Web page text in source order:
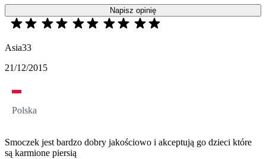
Napisz opinię
Asia33
21/12/2015
Polska
Smoczek jest bardzo dobry jakościowo i akceptują go dzieci które
są karmione piersią